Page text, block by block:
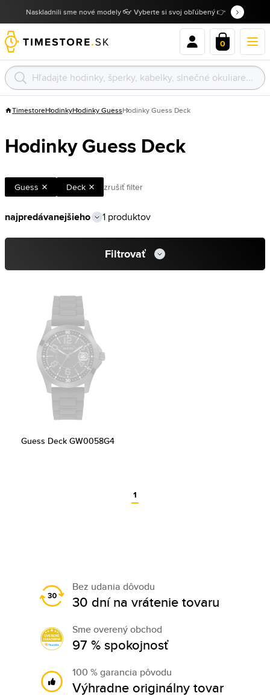
Naskladnili sme nové modely 👓 Vyberte si svoj obľúbený 👉
0
TimestoreHodinkyHodinky GuessHodinky Guess Deck
Hodinky Guess Deck
Guess Deck zrušiť filter
1 produktov
Filtrovať
Guess Deck GW0058G4
1
Bez udania dôvodu
30 dní na vrátenie tovaru
Sme overený obchod
97 % spokojnosť
100 % garancia pôvodu
Výhradne originálny tovar